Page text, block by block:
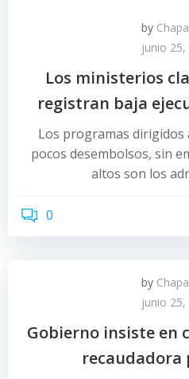
by
junio 25,
Los ministerios
registran baja
Los programas dirigidos
pocos desembolsos, sin
altos son los
0
by
junio 25,
Gobierno insiste en
recaudadora